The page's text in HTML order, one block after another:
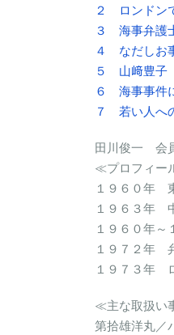
２ ロンドン
３ 海事弁護
４ なだしお
５ 山﨑豊子
６ 海事事件
７ 若い人へ
田川俊一 会
≪プロフィー
１９６０年
１９６３年
１９６０年
１９７２年
１９７３年
≪主な取扱い
第拾雄洋丸／